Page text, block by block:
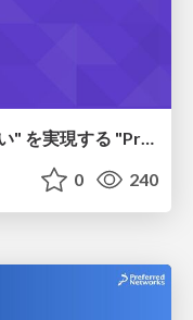
"なるべくスケジューリングしない" を実現する "PreferNoSchedule" taint
0 240